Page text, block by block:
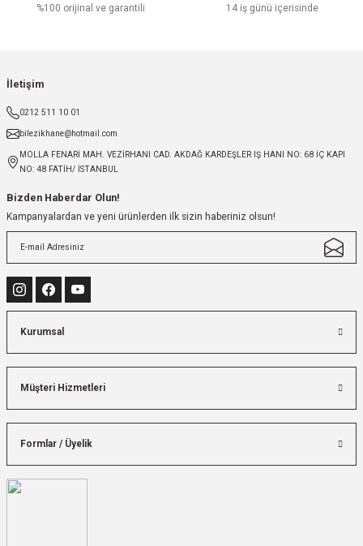
%100 orijinal ve garantili 14 iş günü içerisinde
İletişim
0212 511 10 01
bilezikhane@hotmail.com
MOLLA FENARİ MAH. VEZİRHANI CAD. AKDAĞ KARDEŞLER IŞ HANI NO: 68 İÇ KAPI
NO: 48 FATİH/ İSTANBUL
Bizden Haberdar Olun!
Kampanyalardan ve yeni ürünlerden ilk sizin haberiniz olsun!
Kurumsal
Müşteri Hizmetleri
Formlar / Üyelik